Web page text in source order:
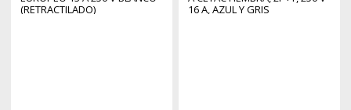
(RETRACTILADO)
16 A, AZUL Y GRIS